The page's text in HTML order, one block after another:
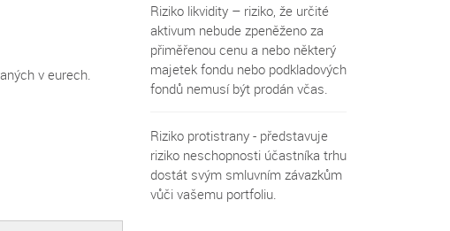
v eurech.
Riziko likvidity – riziko, že určité
aktivum nebude zpeněženo za
přiměřenou cenu a nebo některý
majetek fondu nebo podkladových
fondů nemusí být prodán včas.
Riziko protistrany - představuje
riziko neschopnosti účastníka trhu
dostát svým smluvním závazkům
vůči vašemu portfoliu.